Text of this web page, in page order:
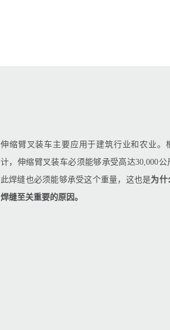
伸缩臂叉装车主要应用于建筑行业和农业。
计，伸缩臂叉装车必须能够承受高达30,000公
此焊缝也必须能够承受这个重量，这也是为什
焊缝至关重要的原因。